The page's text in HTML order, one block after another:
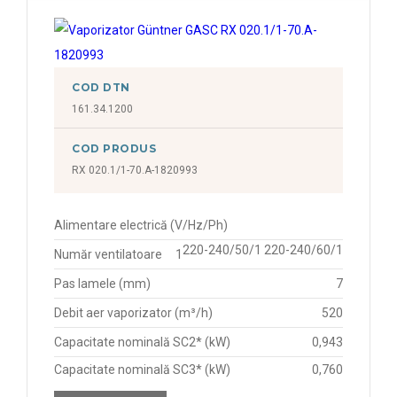
18,82 kW
2,104 kW
2,121 kW
2,232 kW
2,344 kW
2,36 kW
2,479 kW
2,645 kW
2,701 kW
1,82 kW
1,895 kW
1,90 kW
1,997 kW
10,25 kW
13,03 kW
13,37 kW
14,74 kW
14,79 kW
15,19 kW
COD DTN
161.34.1200
COD PRODUS
RX 020.1/1-70.A-1820993
Alimentare electrică (V/Hz/Ph)
220-240/50/1 220-240/60/1
Număr ventilatoare 1
Pas lamele (mm) 7
Debit aer vaporizator (m³/h) 520
Capacitate nominală SC2* (kW)
0,943
Capacitate nominală SC3* (kW)
0,760